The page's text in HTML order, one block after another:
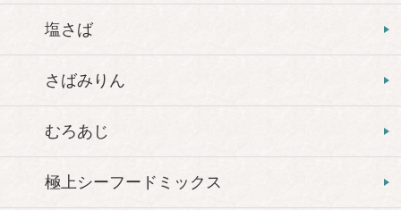
塩さば
さばみりん
むろあじ
極上シーフードミックス